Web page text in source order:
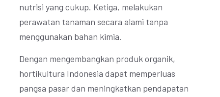
nutrisi yang cukup. Ketiga, melakukan
perawatan tanaman secara alami tanpa
menggunakan bahan kimia.
Dengan mengembangkan produk organik,
hortikultura Indonesia dapat memperluas
pangsa pasar dan meningkatkan pendapatan